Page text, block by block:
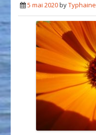
5 mai 2020byTyphaine